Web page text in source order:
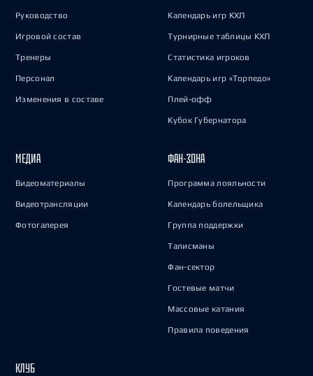
Руководство
Игровой состав
Тренеры
Персонал
Изменения в составе
Календарь игр КХЛ
Турнирные таблицы КХЛ
Статистика игроков
Календарь игр «Торпедо»
Плей-офф
Кубок Губернатора
МЕДИА
Видеоматериалы
Видеотрансляции
Фотогалерея
ФАН-ЗОНА
Программа лояльности
Календарь болельщика
Группа поддержки
Талисманы
Фан-сектор
Гостевые матчи
Массовые катания
Правила поведения
КЛУБ